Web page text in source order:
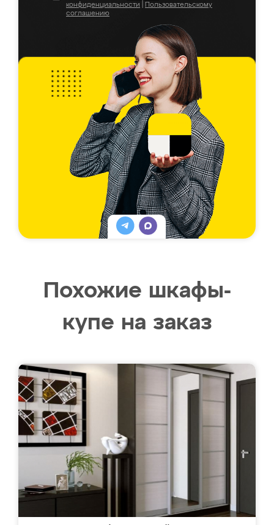
конфиденциальности
Пользовательскому
соглашению
Похожие шкафы-
купе на заказ